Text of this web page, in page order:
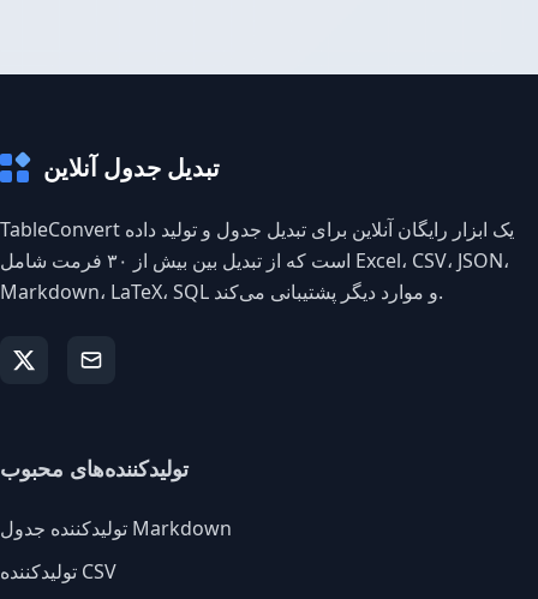
تبدیل جدول آنلاین
TableConvert یک ابزار رایگان آنلاین برای تبدیل جدول و تولید داده
است که از تبدیل بین بیش از ۳۰ فرمت شامل Excel، CSV، JSON،
Markdown، LaTeX، SQL و موارد دیگر پشتیبانی می‌کند.
تولیدکننده‌های محبوب
تولیدکننده جدول Markdown
تولیدکننده CSV